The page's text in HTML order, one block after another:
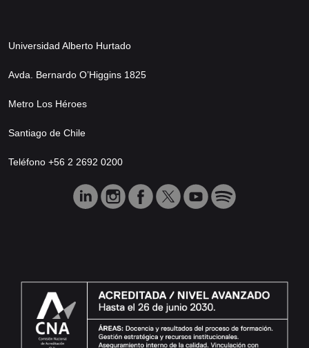
Universidad Alberto Hurtado
Avda. Bernardo O’Higgins 1825
Metro Los Héroes
Santiago de Chile
Teléfono +56 2 2692 0200